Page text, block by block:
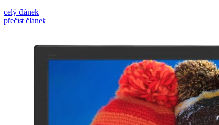
celý článek
přečíst článek